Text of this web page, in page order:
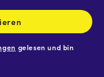
gelesen und bin